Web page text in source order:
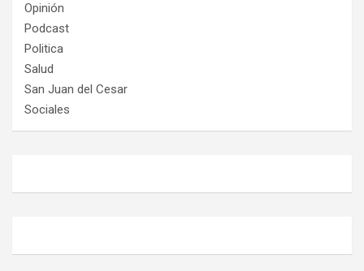
Opinión
Podcast
Politica
Salud
San Juan del Cesar
Sociales